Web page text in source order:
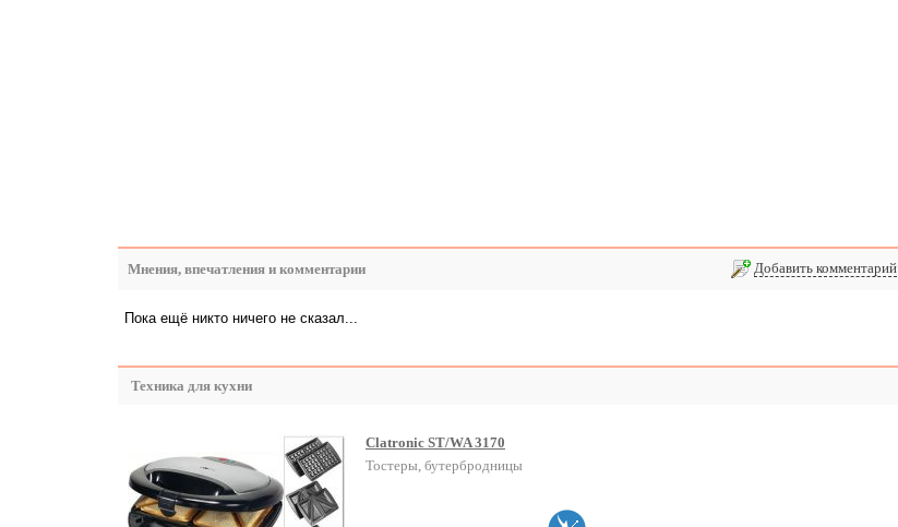
Мнения, впечатления и комментарии Добавить комментарий
Пока ещё никто ничего не сказал...
Техника для кухни
Clatronic ST/WA 3170
Тостеры, бутербродницы